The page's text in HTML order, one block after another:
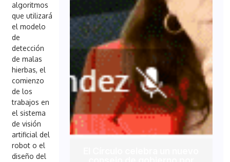
algoritmos
que utilizará
el modelo
de
detección
de malas
hierbas, el
comienzo
de los
trabajos en
el sistema
de visión
artificial del
robot o el
diseño del